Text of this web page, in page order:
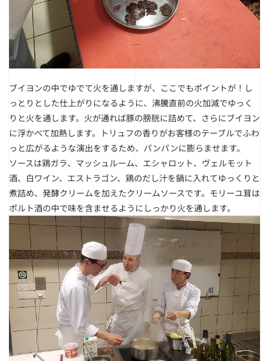
ブイヨンの中でゆでて火を通しますが、ここでもポイントが！し
っとりとした仕上がりになるように、沸騰直前の火加減でゆっく
りと火を通します。火が通れば豚の膀胱に詰めて、さらにブイヨン
に浮かべて加熱します。トリュフの香りがお客様のテーブルでふわ
っと広がるような演出をするため、パンパンに膨らませます。
ソースは鶏ガラ、マッシュルーム、エシャロット、ヴェルモット
酒、白ワイン、エストラゴン、鶏のだし汁を鍋に入れてゆっくりと
煮詰め、発酵クリームを加えたクリームソースです。モリーユ茸は
ポルト酒の中で味を含ませるようにしっかり火を通します。